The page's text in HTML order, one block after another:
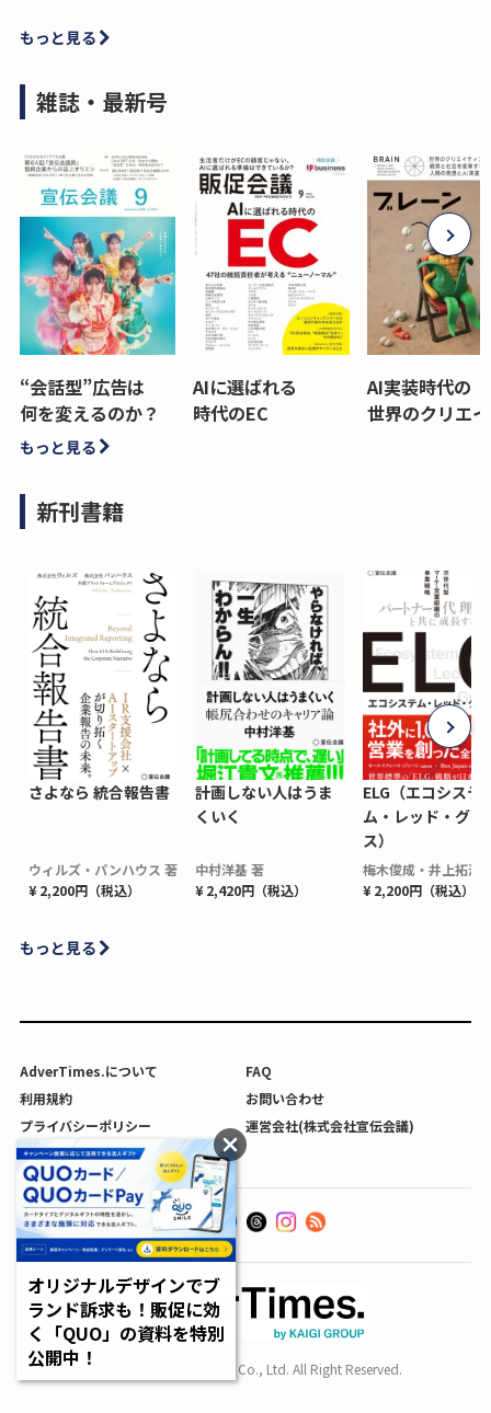
もっと見る
雑誌・最新号
“会話型”広告は
何を変えるのか？
AIに選ばれる
時代のEC
AI実装時代の
世界のクリエ
もっと見る
新刊書籍
さよなら 統合報告書
ウィルズ・パンハウス 著
¥ 2,200円（税込）
計画しない人はうま
くいく
中村洋基 著
¥ 2,420円（税込）
ELG（エコシステ
ム・レッド・グロ
ス）
梅木俊成・井上拓海
¥ 2,200円（税込）
もっと見る
AdverTimes.について
FAQ
利用規約
お問い合わせ
プライバシーポリシー
運営会社(株式会社宣伝会議)
利用者情報の外部送信について
Copyright SENDENKAIGI Co., Ltd. All Right Reserved.
オリジナルデザインでブ
ランド訴求も！販促に効
く「QUO」の資料を特別
公開中！